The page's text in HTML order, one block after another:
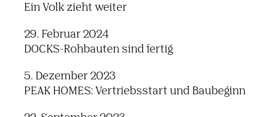
Ein Volk zieht weiter
29. Februar 2024
DOCKS-Rohbauten sind fertig
5. Dezember 2023
PEAK HOMES: Vertriebsstart und Baubeginn